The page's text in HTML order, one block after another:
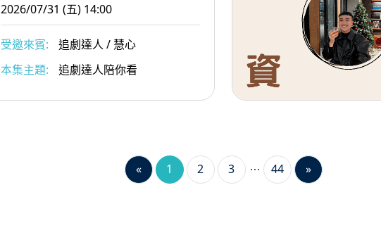
2026/07/31 (五) 14:00
受邀來賓:
追劇達人 / 慧心
本集主題:
追劇達人陪你看
« 1 2 3 44 »